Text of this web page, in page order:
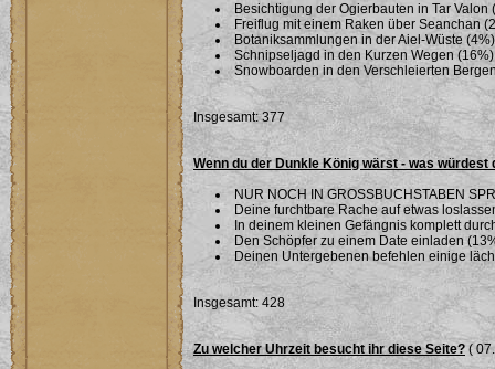
Besichtigung der Ogierbauten in Tar Valon
Freiflug mit einem Raken über Seanchan
Botaniksammlungen in der Aiel-Wüste (4%)
Schnipseljagd in den Kurzen Wegen (16%)
Snowboarden in den Verschleierten
Insgesamt: 377
Wenn du der Dunkle König wärst - was würdest
NUR NOCH IN GROSSBUCHSTABEN
Deine furchtbare Rache auf etwas
In deinem kleinen Gefängnis komplett
Den Schöpfer zu einem Date einladen
Deinen Untergebenen befehlen einige
Insgesamt: 428
Zu welcher Uhrzeit besucht ihr diese Seite? (